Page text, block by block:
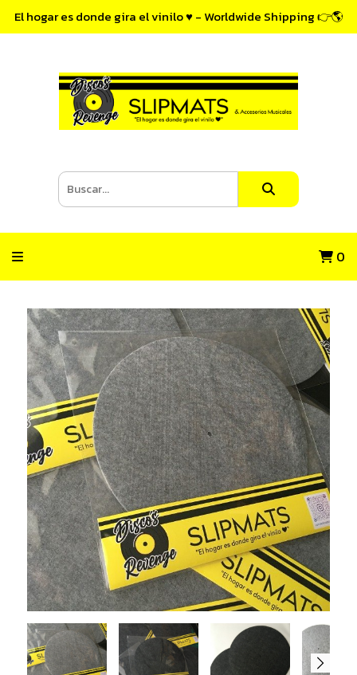
El hogar es donde gira el vinilo ♥ - Worldwide Shipping 👉🌎
0